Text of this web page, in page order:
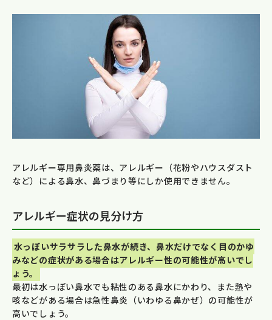
アレルギー専用鼻炎薬は、アレルギー（花粉やハウスダスト
など）による鼻水、鼻づまり等にしか使用できません。
アレルギー症状の見分け方
水っぽいサラサラした鼻水が続き、鼻水だけでなく目のかゆ
みなどの症状がある場合はアレルギー性の可能性が高いでし
ょう。
最初は水っぽい鼻水でも粘性のある鼻水にかわり、また熱や
咳などがある場合は急性鼻炎（いわゆる鼻かぜ）の可能性が
高いでしょう。